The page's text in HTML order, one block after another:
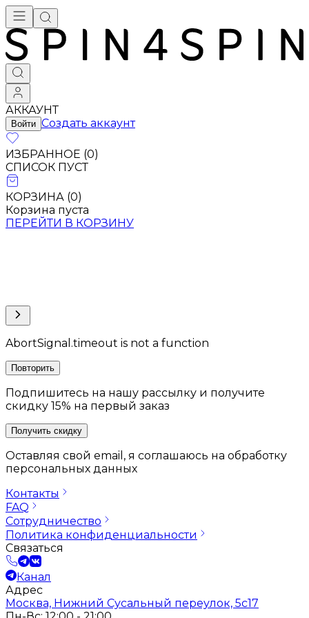
АККАУНТ
Войти Создать аккаунт
ИЗБРАННОЕ (0)
СПИСОК ПУСТ
КОРЗИНА (0)
Корзина пуста
ПЕРЕЙТИ В КОРЗИНУ
AbortSignal.timeout is not a function
Повторить
Подпишитесь на нашу рассылку и получите
скидку 15% на первый заказ
Получить скидку
Оставляя свой email, я соглашаюсь на обработку
персональных данных
Контакты
FAQ
Сотрудничество
Политика конфиденциальности
Связаться
Канал
Адрес
Москва, Нижний Сусальный переулок, 5с17